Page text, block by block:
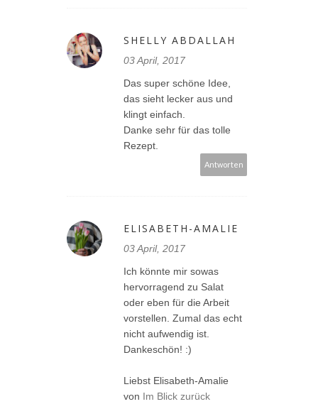
SHELLY ABDALLAH
03 April, 2017
Das super schöne Idee,
das sieht lecker aus und
klingt einfach.
Danke sehr für das tolle
Rezept.
Antworten
ELISABETH-AMALIE
03 April, 2017
Ich könnte mir sowas
hervorragend zu Salat
oder eben für die Arbeit
vorstellen. Zumal das echt
nicht aufwendig ist.
Dankeschön! :)
Liebst Elisabeth-Amalie
von Im Blick zurück